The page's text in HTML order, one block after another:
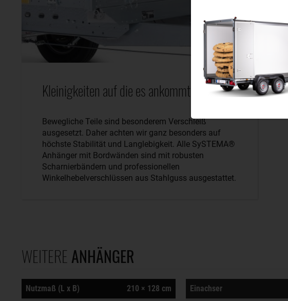
Kleinigkeiten auf die es ankommt.
Bewegliche Teile sind besonderem Verschleiß
ausgesetzt. Daher achten wir ganz besonders auf
höchste Stabilität und Langlebigkeit. Alle SySTEMA®
Anhänger mit Bordwänden sind mit robusten
Scharnierbändern und professionellen
Winkelhebelverschlüssen aus Stahlguss ausgestattet.
WEITERE ANHÄNGER
Nutzmaß (L x B) 210 × 128 cm Einachser